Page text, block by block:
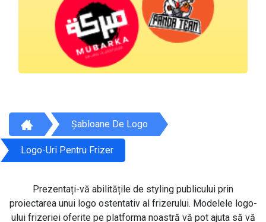
Șabloane De Logo
Logo-Uri Pentru Frizer
Prezentați-vă abilitățile de styling publicului prin
proiectarea unui logo ostentativ al frizerului. Modelele logo-
ului frizeriei oferite pe platforma noastră vă pot ajuta să vă